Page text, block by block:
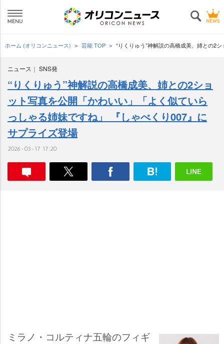
ホーム (オリコンニュース) 芸能 TOP “りくりゅう”神解説の高橋成美、姉との2
ニュース SNS発
“りくりゅう”神解説の高橋成美、姉との2ショ
ット写真を公開「かわいい」「よく似ていら
っしゃる姉妹ですね」 『しゃべくり007』に
サプライズ登場
2026-03-17 17:20
ミラノ・コルティナ五輪のフィギ